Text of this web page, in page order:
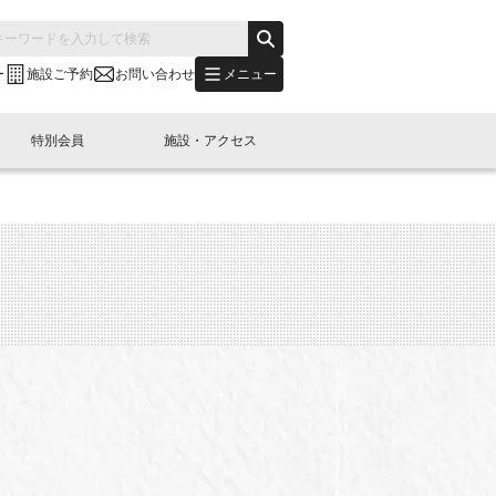
施設ご予約 お問い合わせ メニュー
別会員開催
展・参加
"LINK-BioBAY TOKYO"？
(News Letter)
コラム
ュース・事業紹介
ベント
LINK-J WEST
容
本橋エリアについて
特別会員
し込み
施設・アクセス
予約